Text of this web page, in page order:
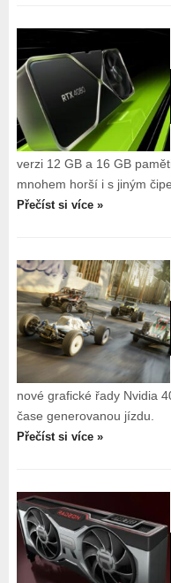
verzi 12 GB a 16 GB
mnohem horší i s jiným
Přečíst si více »
nové grafické řady Nvidia
čase generovanou jízdu.
Přečíst si více »